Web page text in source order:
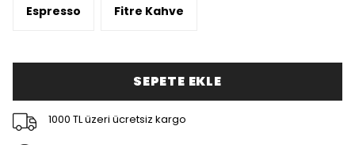
Espresso Fitre Kahve
SEPETE EKLE
1000 TL üzeri ücretsiz kargo